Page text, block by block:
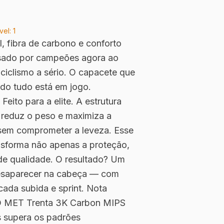
1
fibra de carbono e conforto
por campeões agora ao
a sério. O capacete que
tudo está em jogo.
para a elite. A estrutura
o peso e maximiza a
comprometer a leveza. Esse
não apenas a proteção,
qualidade. O resultado? Um
na cabeça — com
subida e sprint. Nota
MET Trenta 3K Carbon MIPS
supera os padrões